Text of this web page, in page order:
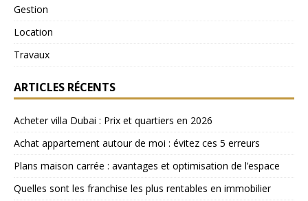
Gestion
Location
Travaux
ARTICLES RÉCENTS
Acheter villa Dubai : Prix et quartiers en 2026
Achat appartement autour de moi : évitez ces 5 erreurs
Plans maison carrée : avantages et optimisation de l’espace
Quelles sont les franchise les plus rentables en immobilier